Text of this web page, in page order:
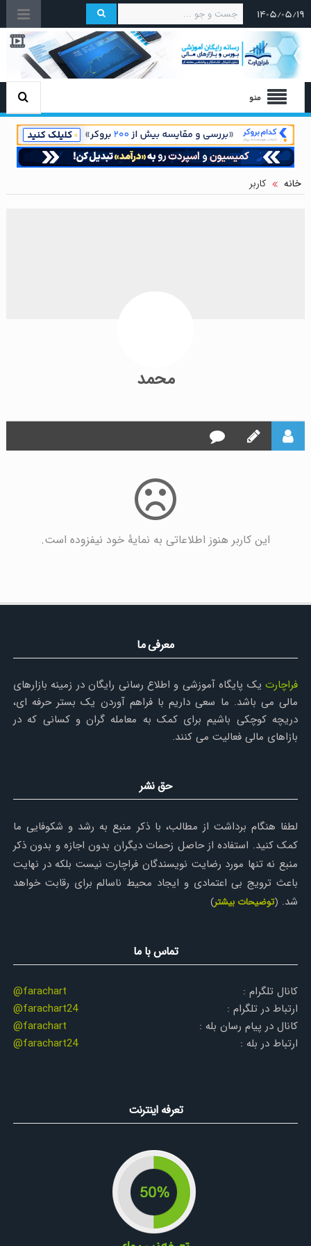
۱۴۰۵/۰۵/۱۹
منو
خانه کاربر
محمد
این کاربر هنوز اطلاعاتی به نمایۀ خود نیفزوده است.
معرفی ما
فراچارتیک پایگاه آموزشی و اطلاع رسانی رایگان در زمینه بازارهای
مالی می باشد. ما سعی داریم با فراهم آوردن یک بستر حرفه ای،
دریچه کوچکی باشیم برای کمک به معامله گران و کسانی که در
بازاهای مالی فعالیت می کنند.
حق نشر
لطفا هنگام برداشت از مطالب، با ذکر منبع به رشد و شکوفایی ما
کمک کنید. استفاده از حاصل زحمات دیگران بدون اجازه و بدون ذکر
منبع نه تنها مورد رضایت نویسندگان فراچارت نیست بلکه در نهایت
باعث ترویج بی اعتمادی و ایجاد محیط ناسالم برای رقابت خواهد
شد. (توضیحات بیشتر)
تماس با ما
کانال تلگرام :
@farachart
ارتباط در تلگرام :
@farachart24
کانال در پیام رسان بله :
@farachart
ارتباط در بله :
@farachart24
تعرفه اینترنت